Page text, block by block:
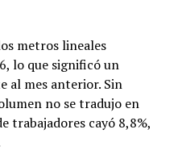
metros lineales
lo que significó un
al mes anterior. Sin
no se tradujo en
trabajadores cayó 8,8%,